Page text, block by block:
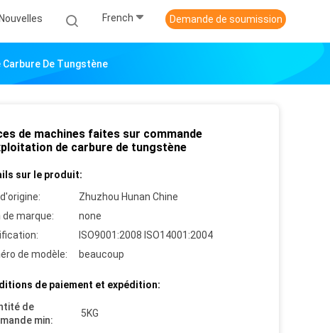
Nouvelles French Demande de soumission
De Tungstène
de machines faites sur commande
de carbure de tungstène
sur le produit:
Zhuzhou Hunan Chine
de marque:
none
ISO9001:2008 ISO14001:2004
de modèle:
beaucoup
de paiement et expédition:
de
min:
5KG